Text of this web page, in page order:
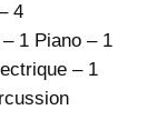
4
1 Piano – 1
– 1